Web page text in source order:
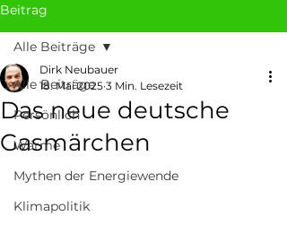
Beitrag
Alle Beiträge
Persönlich
Wärme
Mythen der Energiewende
Klimapolitik
Alle Beiträge
Das neue deutsche
Gasmärchen
Dirk Neubauer
18. Mai 2025 3 Min. Lesezeit